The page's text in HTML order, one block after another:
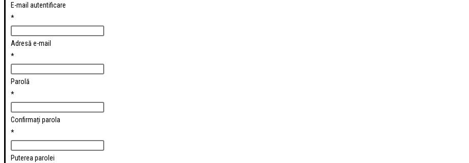
E-mail autentificare
*
Adresă e-mail
*
Parolă
*
Confirmați parola
*
Puterea parolei